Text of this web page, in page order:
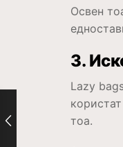
Освен
3.
Lazy
тоа.